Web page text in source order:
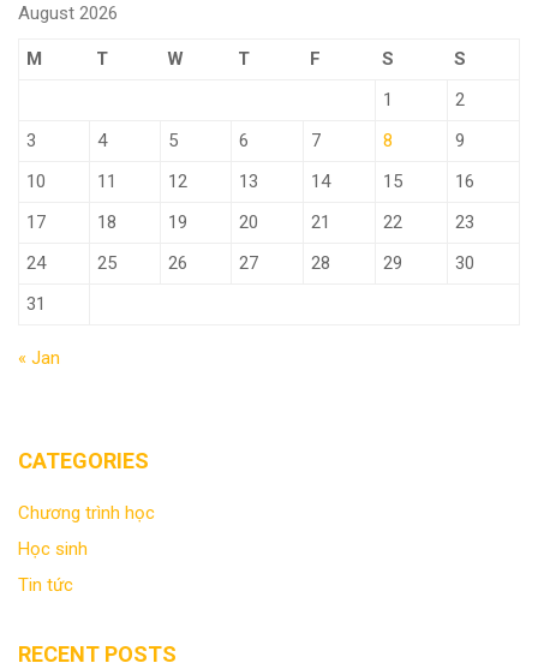
August 2026
M T W T F S
S
1
2
3
4 5 6 7 8
9
10
11 12 13 14 15
16
17
18 19 20 21 22
23
24
25 26 27 28 29
30
31
« Jan
CATEGORIES
Chương trình học
Học sinh
Tin tức
RECENT POSTS